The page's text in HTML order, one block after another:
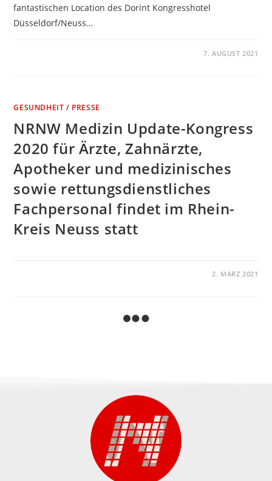
fantastischen Location des Dorint Kongresshotel
Düsseldorf/Neuss…
7. AUGUST 2021
GESUNDHEIT / PRESSE
NRNW Medizin Update-Kongress
2020 für Ärzte, Zahnärzte,
Apotheker und medizinisches
sowie rettungsdienstliches
Fachpersonal findet im Rhein-
Kreis Neuss statt
2. MÄRZ 2021